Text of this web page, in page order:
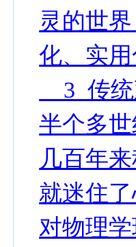
灵的世
化、实用
3 传统
半个多
几百年
就迷住
对物理